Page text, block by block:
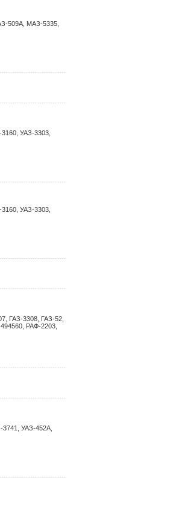
509А, МАЗ-5335,
УАЗ-3303,
УАЗ-3303,
ГАЗ-3308, ГАЗ-52,
РАФ-2203,
УАЗ-452А,